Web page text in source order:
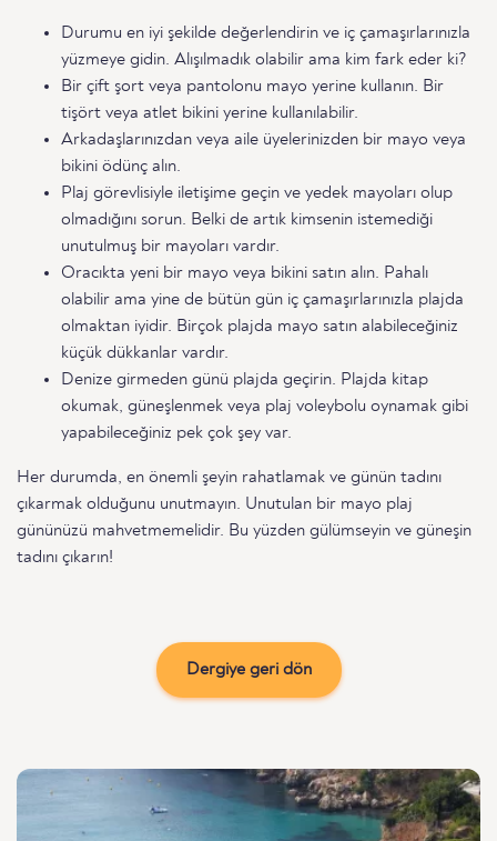
Durumu en iyi şekilde değerlendirin ve iç çamaşırlarınızla
yüzmeye gidin. Alışılmadık olabilir ama kim fark eder ki?
Bir çift şort veya pantolonu mayo yerine kullanın. Bir
tişört veya atlet bikini yerine kullanılabilir.
Arkadaşlarınızdan veya aile üyelerinizden bir mayo veya
bikini ödünç alın.
Plaj görevlisiyle iletişime geçin ve yedek mayoları olup
olmadığını sorun. Belki de artık kimsenin istemediği
unutulmuş bir mayoları vardır.
Oracıkta yeni bir mayo veya bikini satın alın. Pahalı
olabilir ama yine de bütün gün iç çamaşırlarınızla plajda
olmaktan iyidir. Birçok plajda mayo satın alabileceğiniz
küçük dükkanlar vardır.
Denize girmeden günü plajda geçirin. Plajda kitap
okumak, güneşlenmek veya plaj voleybolu oynamak gibi
yapabileceğiniz pek çok şey var.
Her durumda, en önemli şeyin rahatlamak ve günün tadını
çıkarmak olduğunu unutmayın. Unutulan bir mayo plaj
gününüzü mahvetmemelidir. Bu yüzden gülümseyin ve güneşin
tadını çıkarın!
Dergiye geri dön